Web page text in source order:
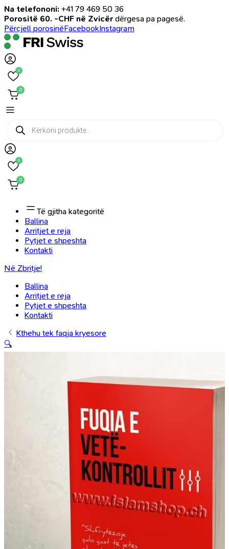
Na telefononi: +41 79 469 50 36
Porositë 60. -CHF në Zvicër dërgesa pa pagesë.
Përcjell porosinëFacebookInstagram
0
0
Products
search
0
0
Të gjitha kategoritë
Ballina
Arritjet e reja
Pytjet e shpeshta
Kontakti
Në Zbritje!
Ballina
Arritjet e reja
Pytjet e shpeshta
Kontakti
Kthehu tek faqja kryesore
🔍